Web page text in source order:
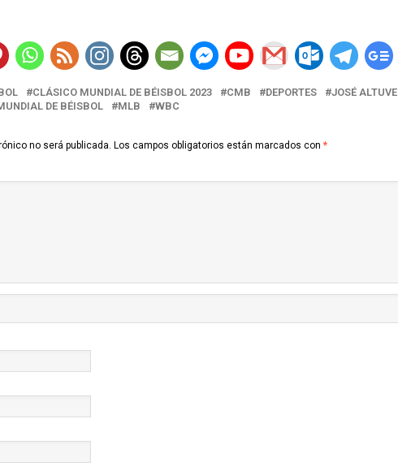
CLÁSICO MUNDIAL DE BÉISBOL 2023 CMB DEPORTES
JOSÉ ALTUVE
DE BÉISBOL
MLB WBC
no será publicada. Los campos obligatorios están marcados con *